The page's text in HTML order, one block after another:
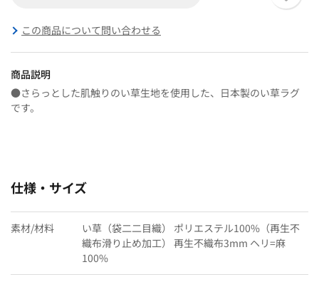
この商品について問い合わせる
商品説明
●さらっとした肌触りのい草生地を使用した、日本製のい草ラグ
です。
仕様・サイズ
素材/材料
い草（袋二二目織） ポリエステル100%（再生不
織布滑り止め加工） 再生不織布3mm ヘリ=麻
100%